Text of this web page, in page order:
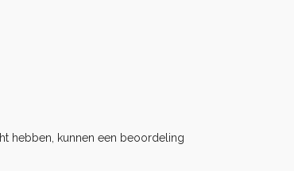
hebben, kunnen een beoordeling